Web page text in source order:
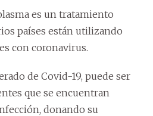
es un tratamiento
países están utilizando
con coronavirus.
de Covid-19, puede ser
que se encuentran
donando su